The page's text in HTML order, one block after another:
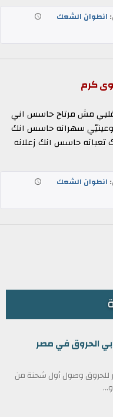
انطوان الشعك
كرم
مش مرتاح حاسس اني
وعينيّي سهرانه حاسس انك
تعبانه حاسس انك زعلانه
انطوان الشعك
الحروق في مصر
وصول أول شحنة من